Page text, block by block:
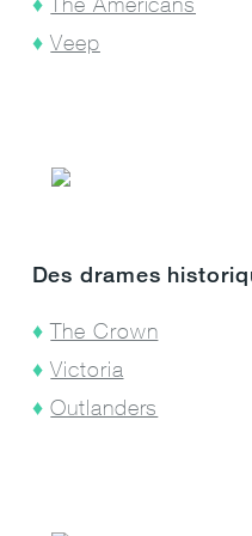
Veep
Des drames
The Crown
Victoria
Outlanders